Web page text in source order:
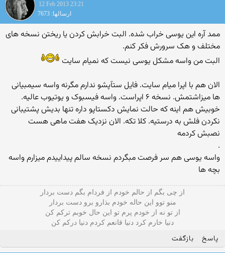
12 Feb 2013 23:21
ارسالها: 7673
ممد آره این یوسی خراب شده. البت خرابش کردن یا ریختن نسخه های
مختلف و هک سرورش فکر کنم.
البت من واسه مشکل یوسی نیست که نمیام سایت
الان هم با اپرا میام سایت. فایل ستآپشو ندارم مگرنه واسه سیمبیانی
ها میزاشتمش. نسخه ۶ اپراست. واسه فیسبوک و یوتیوب عالیه.
خوبیش هم اینه که حالت نمایش دکستاپو داره تنها بدیش پشتیبانی
نکردن فلش به درستیه. کلا تکه. الان نزدیک هفت ماهی هست
نصبش کردمه
.
واسه یوسی هم سر فرصت مبگردم نسخه سالم پیداییدم میزارم واسه
بچه ها
از چی بگم از حالم خودم از فردام بگم دست بردار
منو توو این حاله خودم بذارو برو دست بردار
از تو نه از خودم پرم تو این حال خوبم ترکم کن
دنیا خارم کرد دنیا قانعم کردم دنیا درکم کن
پاسخ بازگفت